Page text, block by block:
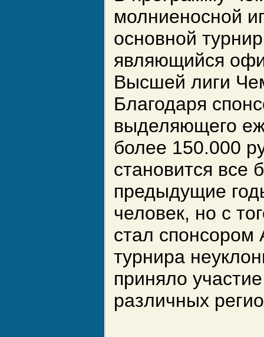
молниеносной
основной
являющийся
Высшей лиги
Благодаря
выделяющего
более 150.000
становится все
предыдущие
человек, но с
стал спонсором
турнира
приняло
различных